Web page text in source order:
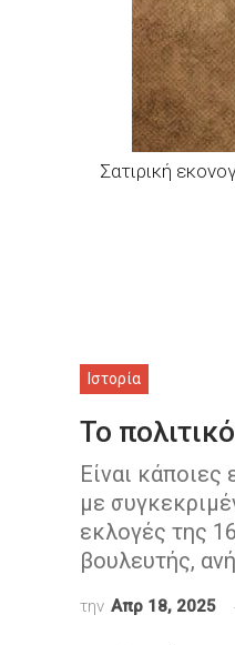
Σατιρική
Ιστορία
Το
Είναι κάποιες
με
εκλογές της
βουλευτής,
την Απρ 18, 2025